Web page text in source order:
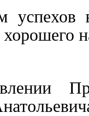
успехов
хорошего